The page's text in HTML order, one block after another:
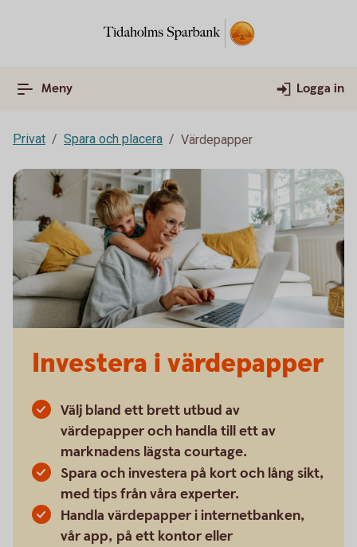
Meny Logga in
Privat Spara och placera Värdepapper
Investera i värdepapper
Välj bland ett brett utbud av
värdepapper och handla till ett av
marknadens lägsta courtage.
Spara och investera på kort och lång sikt,
med tips från våra experter.
Handla värdepapper i internetbanken,
vår app, på ett kontor eller